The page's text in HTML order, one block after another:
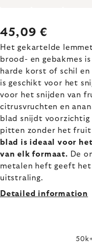
45,09 €
Het gekartelde
brood- en gebakmes
harde korst of schil
is geschikt voor het
voor het snijden van
citrusvruchten en
blad snijdt voorzichtig
pitten zonder het fruit
blad is ideaal voor
van elk formaat. De
metalen heft geeft
uitstraling.
Detailed information